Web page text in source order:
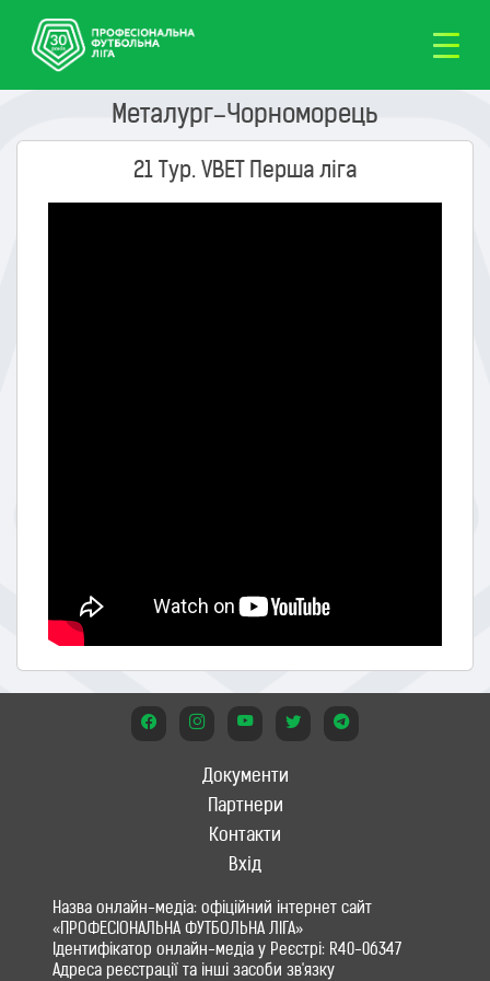
Металург–Чорноморець
21 Тур. VBET Перша ліга
Документи
Партнери
Контакти
Вхід
Назва онлайн-медіа: офіційний інтернет сайт
«ПРОФЕСІОНАЛЬНА ФУТБОЛЬНА ЛІГА»
Ідентифікатор онлайн-медіа у Реєстрі: R40-06347
Адреса реєстрації та інші засоби зв'язку